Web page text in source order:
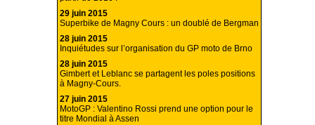
29 juin 2015
Superbike de Magny Cours : un doublé de Bergman
28 juin 2015
Inquiétudes sur l’organisation du GP moto de Brno
28 juin 2015
Gimbert et Leblanc se partagent les poles positions
à Magny-Cours.
27 juin 2015
MotoGP : Valentino Rossi prend une option pour le
titre Mondial à Assen